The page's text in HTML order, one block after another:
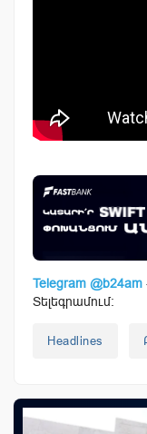
Telegram @b24am
Տելեգրամում:
Headlines